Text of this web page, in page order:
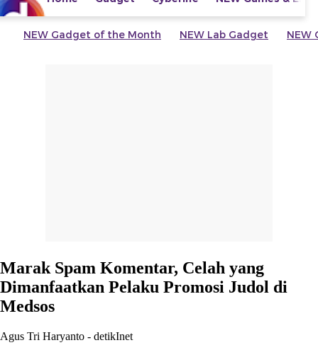
NEW Gadget of the Month NEW Lab Gadget NEW
Marak Spam Komentar, Celah yang
Dimanfaatkan Pelaku Promosi Judol di
Medsos
Agus Tri Haryanto - detikInet